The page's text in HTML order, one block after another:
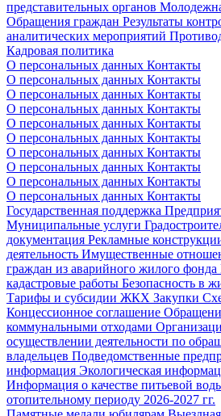
представительных органов
Обращения граждан Результаты
аналитических мероприятий
Кадровая политика
О персональных данных Контакты
О персональных данных Контакты
О персональных данных Контакты
О персональных данных Контакты
О персональных данных Контакты
О персональных данных Контакты
О персональных данных Контакты
О персональных данных Контакты
О персональных данных Контакты
О персональных данных Контакты
Государственная поддержка
Муниципальные услуги
документация Рекламные
деятельность Имущественные
граждан из аварийного жилого фонда
кадастровые работы Безопасность в
Тарифы и субсидии ЖКХ Закупки
Концессионное соглашение
коммунальными отходами
осуществлении деятельности по
владельцев Подведомственные
информация Экологическая
Информация о качестве питьевой
отопительному периоду 2026-2027 гг.